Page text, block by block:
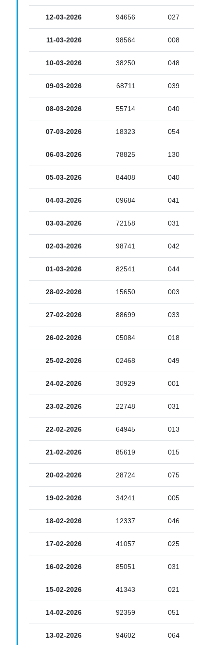
12-03-2026 94656 027
11-03-2026 98564 008
10-03-2026 38250 048
09-03-2026 68711 039
08-03-2026 55714 040
07-03-2026 18323 054
06-03-2026 78825 130
05-03-2026 84408 040
04-03-2026 09684 041
03-03-2026 72158 031
02-03-2026 98741 042
01-03-2026 82541 044
28-02-2026 15650 003
27-02-2026 88699 033
26-02-2026 05084 018
25-02-2026 02468 049
24-02-2026 30929 001
23-02-2026 22748 031
22-02-2026 64945 013
21-02-2026 85619 015
20-02-2026 28724 075
19-02-2026 34241 005
18-02-2026 12337 046
17-02-2026 41057 025
16-02-2026 85051 031
15-02-2026 41343 021
14-02-2026 92359 051
13-02-2026 94602 064